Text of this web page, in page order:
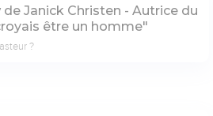
de Janick Christen - Autrice du
être un homme"
?